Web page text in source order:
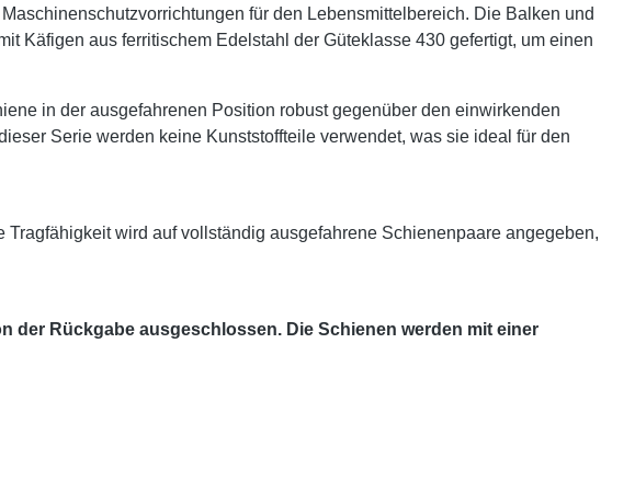
für den Lebensmittelbereich. Die Balken und
Käfigen aus ferritischem Edelstahl der Güteklasse 430 gefertigt, um einen
in der ausgefahrenen Position robust gegenüber den einwirkenden
Serie werden keine Kunststoffteile verwendet, was sie ideal für den
wird auf vollständig ausgefahrene Schienenpaare angegeben,
der Rückgabe ausgeschlossen. Die Schienen werden mit einer